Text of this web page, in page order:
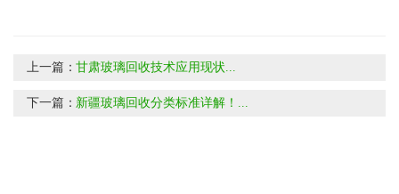
上一篇：甘肃玻璃回收技术应用现状...
下一篇： 新疆玻璃回收分类标准详解！...